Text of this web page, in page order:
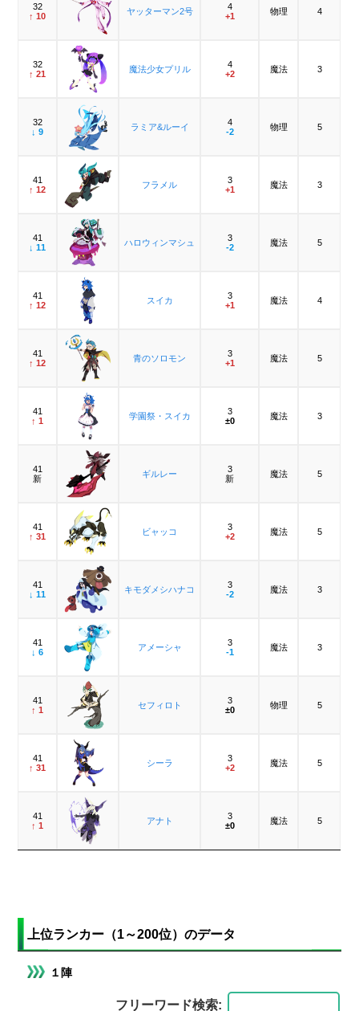
32
↑ 10
ヤッターマン2号
4
+1
物理 4
32
↑ 21
魔法少女プリル
4
+2
魔法 3
32
↓ 9
ラミア&ルーイ
4
-2
物理 5
41
↑ 12
フラメル
3
+1
魔法 3
41
↓ 11
ハロウィンマシュ
3
-2
魔法 5
41
↑ 12
スイカ
3
+1
魔法 4
41
↑ 12
青のソロモン
3
+1
魔法 5
41
↑ 1
学園祭・スイカ
3
±0
魔法 3
41
新
ギルレー
3
新
魔法 5
41
↑ 31
ビャッコ
3
+2
魔法 5
41
↓ 11
キモダメシハナコ
3
-2
魔法 3
41
↓ 6
アメーシャ
3
-1
魔法 3
41
↑ 1
セフィロト
3
±0
物理 5
41
↑ 31
シーラ
3
+2
魔法 5
41
↑ 1
アナト
3
±0
魔法 5
上位ランカー（1～200位）のデータ
１陣
フリーワード検索: